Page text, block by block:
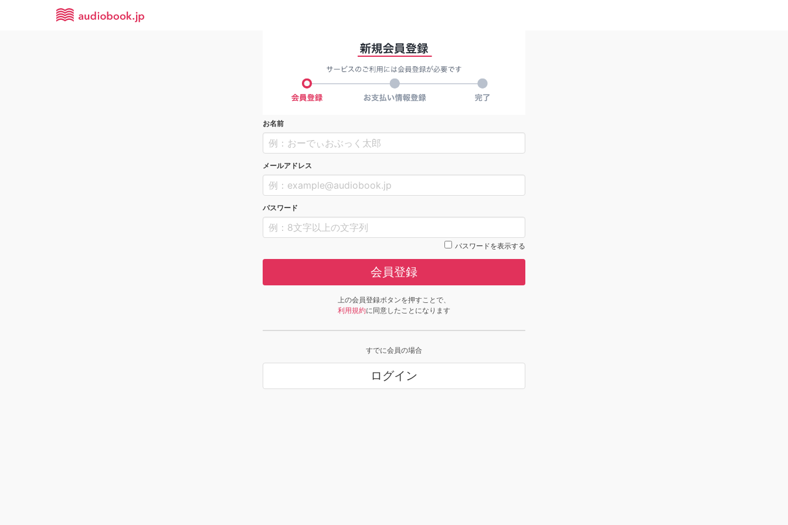
お名前
メールアドレス
パスワード
パスワードを表示する
会員登録
上の会員登録ボタンを押すことで、
利用規約に同意したことになります
すでに会員の場合
ログイン